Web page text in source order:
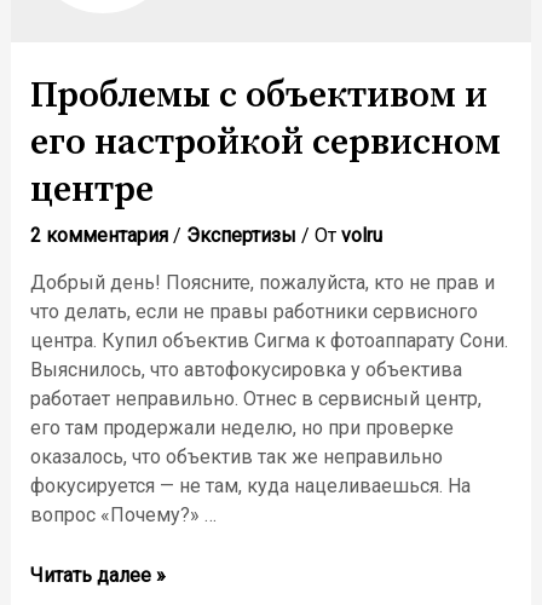
Проблемы с объективом и
его настройкой сервисном
центре
2 комментария / Экспертизы / От volru
Добрый день! Поясните, пожалуйста, кто не прав и
что делать, если не правы работники сервисного
центра. Купил объектив Сигма к фотоаппарату Сони.
Выяснилось, что автофокусировка у объектива
работает неправильно. Отнес в сервисный центр,
его там продержали неделю, но при проверке
оказалось, что объектив так же неправильно
фокусируется — не там, куда нацеливаешься. На
вопрос «Почему?» …
Проблемы
Читать далее »